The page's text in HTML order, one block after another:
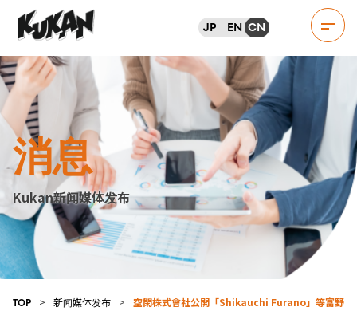
JP EN CN
消息
Kukan新闻媒体发布
TOP > 新闻媒体发布 > 空閑株式會社公開「Shikauchi Furano」等富野野